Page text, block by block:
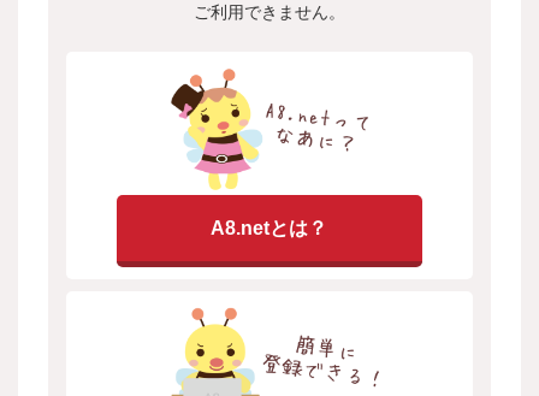
ご利用できません。
A8.netとは？